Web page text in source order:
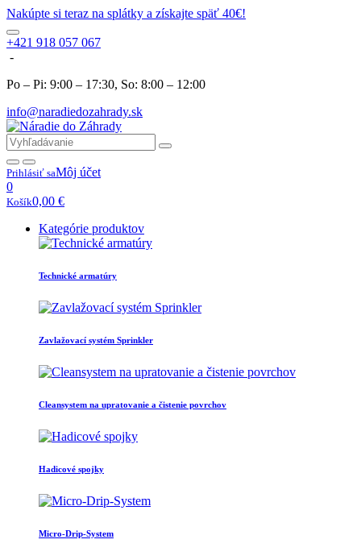
Nakúpte si teraz na splátky a získajte späť 40€!
+421 918 057 067
-
Po – Pi: 9:00 – 17:30, So: 8:00 – 12:00
info@naradiedozahrady.sk
Prihlásiť saMôj účet
0
Košík0,00 €
Kategórie produktov
Technické armatúry
Zavlažovací systém Sprinkler
Cleansystem na upratovanie a čistenie povrchov
Hadicové spojky
Micro-Drip-System